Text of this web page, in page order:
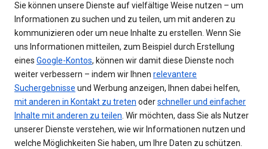
Sie können unsere Dienste auf vielfältige Weise nutzen – um
Informationen zu suchen und zu teilen, um mit anderen zu
kommunizieren oder um neue Inhalte zu erstellen. Wenn Sie
uns Informationen mitteilen, zum Beispiel durch Erstellung
eines Google-Kontos, können wir damit diese Dienste noch
weiter verbessern – indem wir Ihnen relevantere
Suchergebnisse und Werbung anzeigen, Ihnen dabei helfen,
mit anderen in Kontakt zu treten oderschneller und einfacher
Inhalte mit anderen zu teilen. Wir möchten, dass Sie als Nutzer
unserer Dienste verstehen, wie wir Informationen nutzen und
welche Möglichkeiten Sie haben, um Ihre Daten zu schützen.